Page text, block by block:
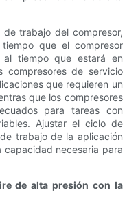
trabajo del compresor,
que el compresor
al tiempo que estará en
compresores de servicio
que requieren un
que los compresores
para tareas con
Ajustar el ciclo de
trabajo de la aplicación
capacidad necesaria para
de alta presión con la